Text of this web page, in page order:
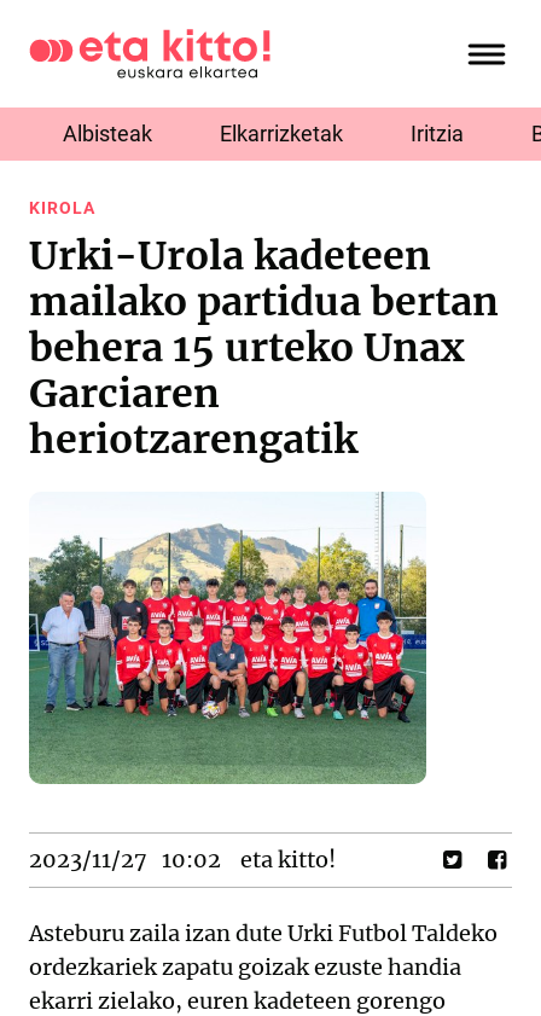
Albisteak Elkarrizketak Iritzia
KIROLA
Urki-Urola kadeteen
mailako partidua bertan
behera 15 urteko Unax
Garciaren
heriotzarengatik
2023/11/27 10:02 eta kitto!
Asteburu zaila izan dute Urki Futbol Taldeko
ordezkariek zapatu goizak ezuste handia
ekarri zielako, euren kadeteen gorengo